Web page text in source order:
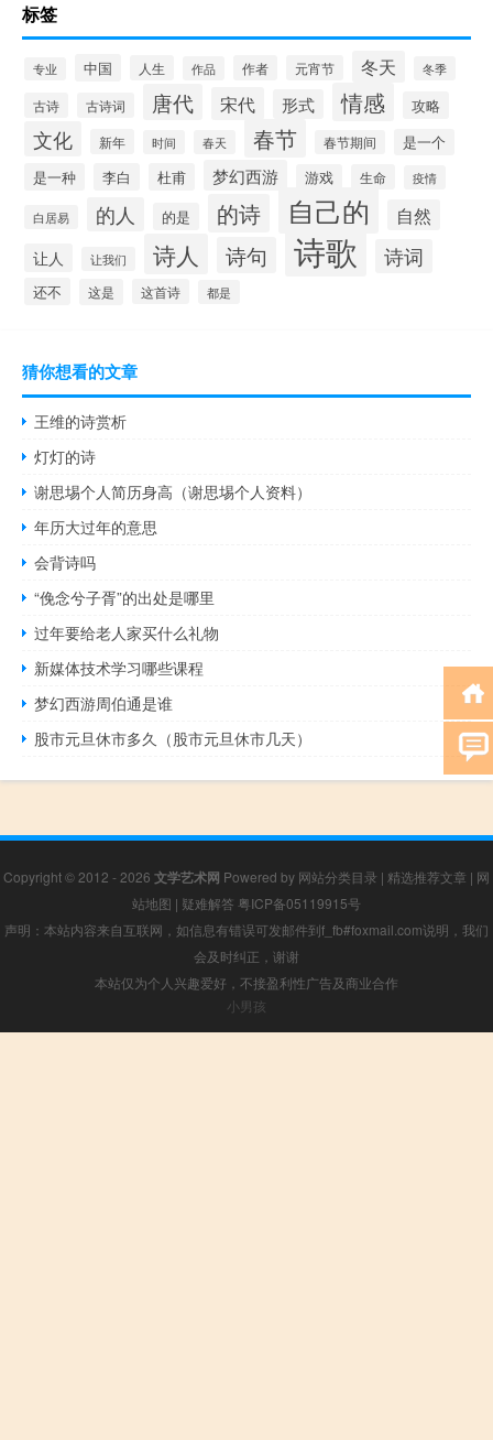
标签
专业 中国 人生 作品 作者 元宵节 冬天 冬季
古诗 古诗词 唐代 宋代 形式 情感 攻略
文化 新年 时间 春天 春节 春节期间 是一个
是一种 李白 杜甫 梦幻西游 游戏 生命 疫情
白居易 的人 的是 的诗 自己的 自然
让人 让我们 诗人 诗句 诗歌 诗词
还不 这是 这首诗 都是
猜你想看的文章
王维的诗赏析
灯灯的诗
谢思埸个人简历身高（谢思埸个人资料）
年历大过年的意思
会背诗吗
“俛念兮子胥”的出处是哪里
过年要给老人家买什么礼物
新媒体技术学习哪些课程
梦幻西游周伯通是谁
股市元旦休市多久（股市元旦休市几天）
Copyright © 2012 - 2026 文学艺术网 Powered by 网站分类目录 | 精选推荐文章 | 网
站地图 | 疑难解答 粤ICP备05119915号
声明：本站内容来自互联网，如信息有错误可发邮件到f_fb#foxmail.com说明，我们
会及时纠正，谢谢
本站仅为个人兴趣爱好，不接盈利性广告及商业合作
小男孩